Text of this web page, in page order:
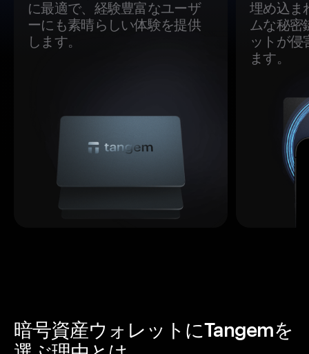
に最適で、経験豊富なユーザ
ーにも素晴らしい体験を提供
します。
埋め込ま
ムな秘密
ットが侵
ます。
暗号資産ウォレットにTangemを